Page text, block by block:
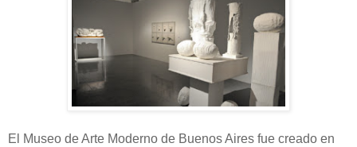
El Museo de Arte Moderno de Buenos Aires fue creado en